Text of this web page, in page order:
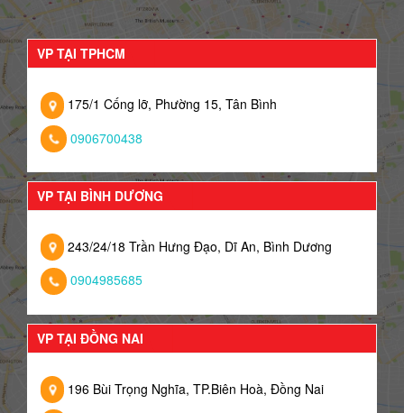
VP TẠI TPHCM
175/1 Cống lỡ, Phường 15, Tân Bình
0906700438
VP TẠI BÌNH DƯƠNG
243/24/18 Trần Hưng Đạo, Dĩ An, Bình Dương
0904985685
VP TẠI ĐỒNG NAI
196 Bùi Trọng Nghĩa, TP.Biên Hoà, Đồng Nai